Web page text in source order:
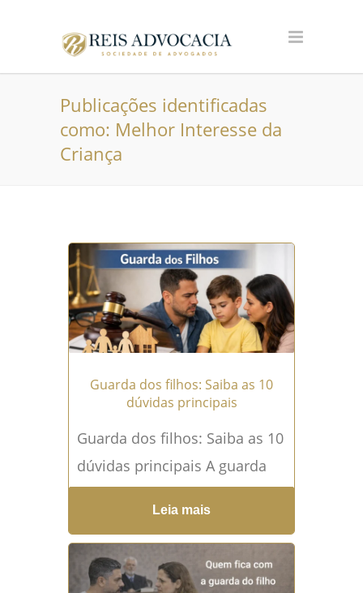
Publicações identificadas
como: Melhor Interesse da
Criança
Guarda dos filhos: Saiba as 10
dúvidas principais
Guarda dos filhos: Saiba as 10
dúvidas principais A guarda
dos filhos é uma das questões
mais delicadas enfrentadas
por pais que...Leia mais →
Leia mais